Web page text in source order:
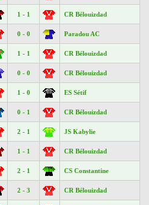
1 - 1 CR Bélouizdad
0 - 0 Paradou AC
1 - 1 CR Bélouizdad
0 - 0 CR Bélouizdad
1 - 0 ES Sétif
0 - 1 CR Bélouizdad
2 - 1 JS Kabylie
1 - 1 CR Bélouizdad
2 - 1 CS Constantine
2 - 3 CR Bélouizdad